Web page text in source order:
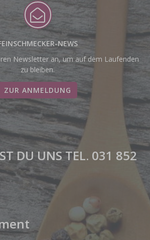
NEWS
Newsletter an, um auf dem Laufenden
zu bleiben.
ZUR ANMELDUNG
DU UNS TEL. 031 852